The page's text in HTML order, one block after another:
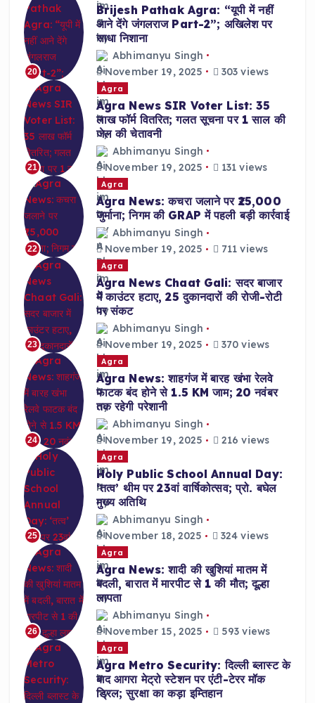
20
Brijesh Pathak Agra: “यूपी में नहीं
आने देंगे जंगलराज Part-2”; अखिलेश पर
साधा निशाना
Abhimanyu Singh
November 19, 2025
303 views
21
Agra
Agra News SIR Voter List: 35
लाख फॉर्म वितरित; गलत सूचना पर 1 साल की
जेल की चेतावनी
Abhimanyu Singh
November 19, 2025
131 views
22
Agra
Agra News: कचरा जलाने पर ₹25,000
जुर्माना; निगम की GRAP में पहली बड़ी कार्रवाई
Abhimanyu Singh
November 19, 2025
711 views
23
Agra
Agra News Chaat Gali: सदर बाजार
में काउंटर हटाए, 25 दुकानदारों की रोजी-रोटी
पर संकट
Abhimanyu Singh
November 19, 2025
370 views
24
Agra
Agra News: शाहगंज में बारह खंभा रेलवे
फाटक बंद होने से 1.5 KM जाम; 20 नवंबर
तक रहेगी परेशानी
Abhimanyu Singh
November 19, 2025
216 views
25
Agra
Holy Public School Annual Day:
‘तत्व’ थीम पर 23वां वार्षिकोत्सव; प्रो. बघेल
मुख्य अतिथि
Abhimanyu Singh
November 18, 2025
324 views
26
Agra
Agra News: शादी की खुशियां मातम में
बदली, बारात में मारपीट से 1 की मौत; दूल्हा
लापता
Abhimanyu Singh
November 15, 2025
593 views
Agra
Agra Metro Security: दिल्ली ब्लास्ट के
बाद आगरा मेट्रो स्टेशन पर एंटी-टेरर मॉक
ड्रिल; सुरक्षा का कड़ा इम्तिहान